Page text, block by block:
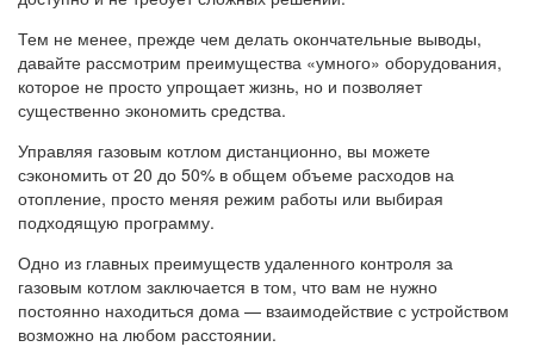
Тем не менее, прежде чем делать окончательные выводы,
давайте рассмотрим преимущества «умного» оборудования,
которое не просто упрощает жизнь, но и позволяет
существенно экономить средства.
Управляя газовым котлом дистанционно, вы можете
сэкономить от 20 до 50% в общем объеме расходов на
отопление, просто меняя режим работы или выбирая
подходящую программу.
Одно из главных преимуществ удаленного контроля за
газовым котлом заключается в том, что вам не нужно
постоянно находиться дома — взаимодействие с устройством
возможно на любом расстоянии.